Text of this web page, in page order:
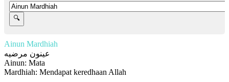
Ainun Mardhiah
عينون مرضيه
Ainun: Mata
Mardhiah: Mendapat keredhaan Allah